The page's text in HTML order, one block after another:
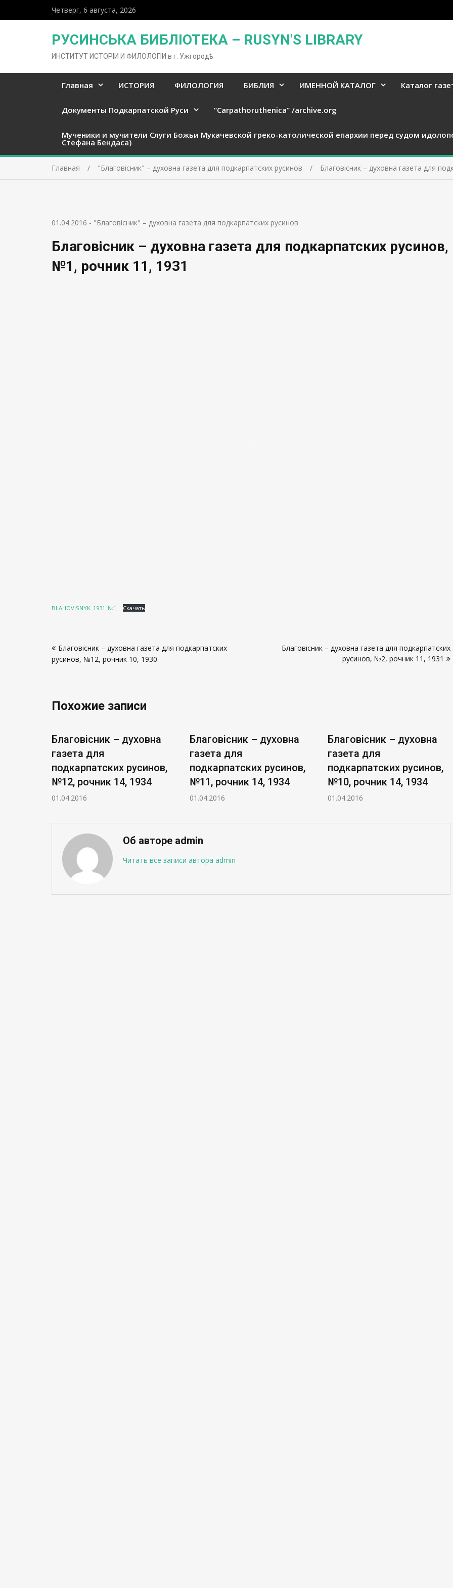
Четверг, 6 августа, 2026
РУСИНСЬКА БИБЛІОТЕКА – RUSYN'S LIBRARY
ИНСТИТУТ ИСТОРІИ И ФИЛОЛОГІИ в г. Ужгородѣ
Главная ИСТОРИЯ ФИЛОЛОГИЯ БИБЛИЯ ИМЕННОЙ КАТАЛОГ Каталог
Документы Подкарпатской Руси “Carpathoruthenica” /archive.org
Мученики и мучители Слуги Божьи Мукачевской греко-католической епархии перед судом
Стефана Бендаса)
Главная "Благовісник" – духовна газета для подкарпатских русинов Благовісник – духовна газета для
01.04.2016 - "Благовісник" – духовна газета для подкарпатских русинов
Благовісник – духовна газета для подкарпатских русинов,
№1, рочник 11, 1931
BLAHOVISNYK_1931_№1_ Скачать
поБлаговісник – духовна газета для подкарпатских
русинов, №12, рочник 10, 1930
Благовісник – духовна газета для подкарпатских
русинов, №2, рочник 11, 1931
Похожие записи
Благовісник – духовна
газета для
подкарпатских русинов,
№12, рочник 14, 1934
01.04.2016
Благовісник – духовна
газета для
подкарпатских русинов,
№11, рочник 14, 1934
01.04.2016
Благовісник – духовна
газета для
подкарпатских русинов,
№10, рочник 14, 1934
01.04.2016
Об авторе admin
Читать все записи автора admin